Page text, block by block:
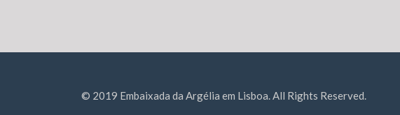
© 2019 Embaixada da Argélia em Lisboa. All Rights Reserved.